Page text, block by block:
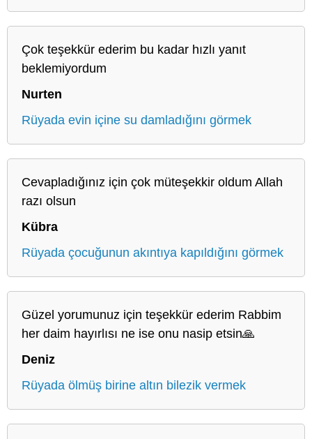
Çok teşekkür ederim bu kadar hızlı yanıt
beklemiyordum
Nurten
Rüyada evin içine su damladığını görmek
Cevapladığınız için çok müteşekkir oldum Allah
razı olsun
Kübra
Rüyada çocuğunun akıntıya kapıldığını görmek
Güzel yorumunuz için teşekkür ederim Rabbim
her daim hayırlısı ne ise onu nasip etsin🙏
Deniz
Rüyada ölmüş birine altın bilezik vermek